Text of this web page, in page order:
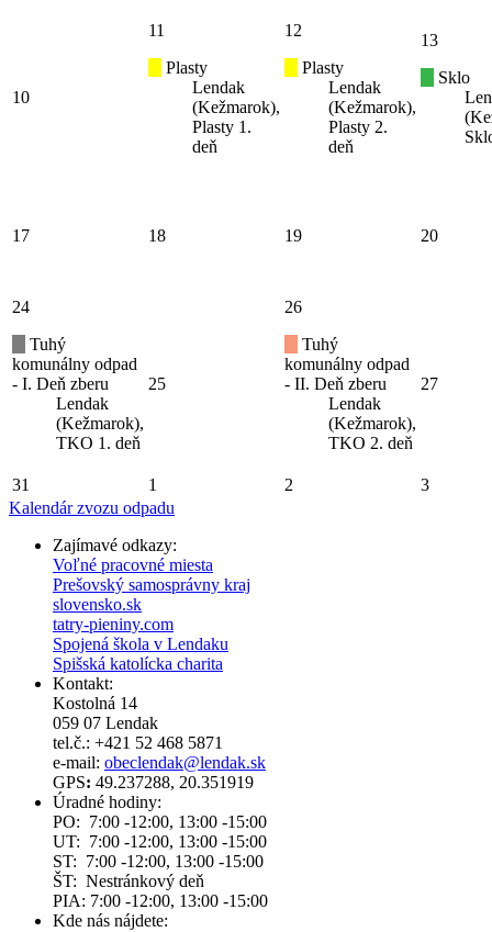
10
11
Plasty
Lendak
(Kežmarok),
Plasty 1.
deň
12
Plasty
Lendak
(Kežmarok),
Plasty 2.
deň
13
Sklo
17 18 19 20
24
Tuhý
komunálny odpad
- I. Deň zberu
Lendak
(Kežmarok),
TKO 1. deň
25
26
Tuhý
komunálny odpad
- II. Deň zberu
Lendak
(Kežmarok),
TKO 2. deň
27
31 1 2
3
Kalendár zvozu odpadu
Zajímavé odkazy:
Voľné pracovné miesta
Prešovský samosprávny kraj
slovensko.sk
tatry-pieniny.com
Spojená škola v Lendaku
Spišská katolícka charita
Kontakt:
Kostolná 14
059 07 Lendak
tel.č.: +421 52 468 5871
e-mail: obeclendak@lendak.sk
GPS: 49.237288, 20.351919
Úradné hodiny:
PO: 7:00 -12:00, 13:00 -15:00
UT: 7:00 -12:00, 13:00 -15:00
ST: 7:00 -12:00, 13:00 -15:00
ŠT: Nestránkový deň
PIA: 7:00 -12:00, 13:00 -15:00
Kde nás nájdete: